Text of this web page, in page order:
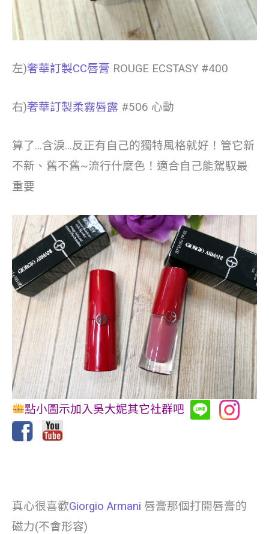
左)奢華訂製CC唇膏 ROUGE ECSTASY #400
右)奢華訂製柔霧唇露 #506 心動
算了…含淚…反正有自己的獨特風格就好！管它新
不新、舊不舊~流行什麼色！適合自己能駕馭最
重要
點小圖示加入吳大妮其它社群吧
真心很喜歡Giorgio Armani 唇膏那個打開唇膏的
磁力(不會形容)